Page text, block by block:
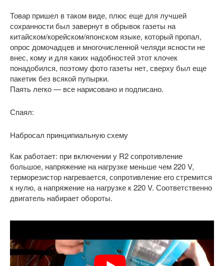
Товар пришел в таком виде, плюс еще для лучшей
сохранности был завернут в обрывок газеты на
китайском/корейском/японском языке, который пропал,
опрос домочадцев и многочисленной челяди ясности не
внес, кому и для каких надобностей этот клочек
понадобился, поэтому фото газеты нет, сверху был еще
пакетик без всякой пупырки.
Паять легко — все нарисовано и подписано.
Спаял:
Набросал принципиальную схему
Как работает: при включении у R2 сопротивление
большое, напряжение на нагрузке меньше чем 220 V,
терморезистор нагревается, сопротивление его стремится
к нулю, а напряжение на нагрузке к 220 V. Соответственно
двигатель набирает обороты.